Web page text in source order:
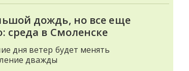
дождь, но все еще
среда в Смоленске
дня ветер будет менять
дважды